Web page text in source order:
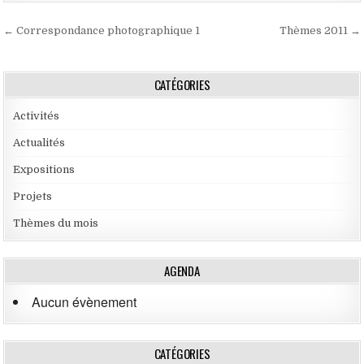
Navigation de l’article Thèmes 2011 →
← Correspondance photographique 1
CATÉGORIES
Activités
Actualités
Expositions
Projets
Thèmes du mois
AGENDA
Aucun évènement
CATÉGORIES